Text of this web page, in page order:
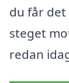
du får det
steget
redan